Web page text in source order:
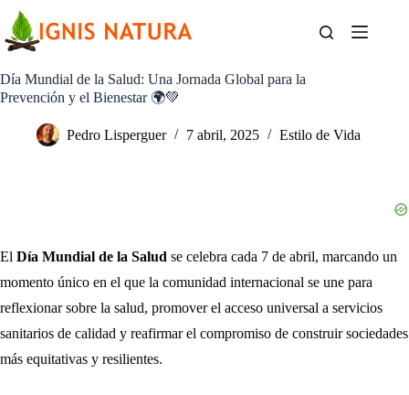
contenido
Día Mundial de la Salud: Una Jornada Global para la
Prevención y el Bienestar 🌍💚
Pedro Lisperguer 7 abril, 2025 Estilo de Vida
El Día Mundial de la Salud se celebra cada 7 de abril, marcando un
momento único en el que la comunidad internacional se une para
reflexionar sobre la salud, promover el acceso universal a servicios
sanitarios de calidad y reafirmar el compromiso de construir sociedades
más equitativas y resilientes.